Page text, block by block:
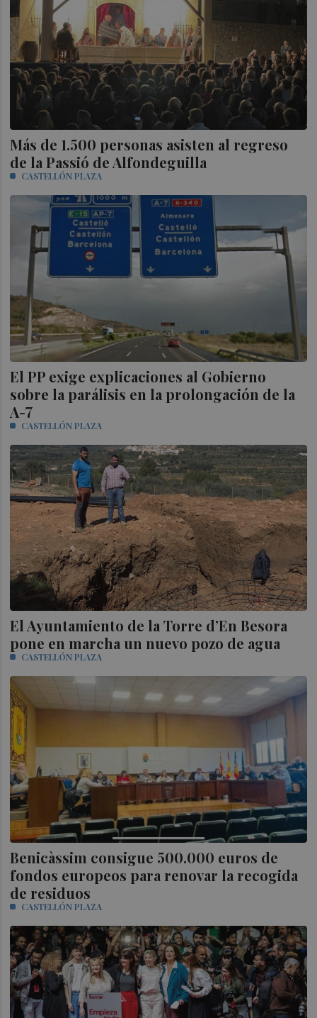
Más de 1.500 personas asisten al regreso
de la Passió de Alfondeguilla
CASTELLÓN PLAZA
El PP exige explicaciones al Gobierno
sobre la parálisis en la prolongación de la
A-7
CASTELLÓN PLAZA
El Ayuntamiento de la Torre d’En Besora
pone en marcha un nuevo pozo de agua
CASTELLÓN PLAZA
Benicàssim consigue 500.000 euros de
fondos europeos para renovar la recogida
de residuos
CASTELLÓN PLAZA